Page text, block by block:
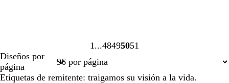
Página
1
1
Página
48
48 Página
49 Página
50 Página
51
Diseños por
página
Etiquetas de remitente: traigamos su visión a la vida.